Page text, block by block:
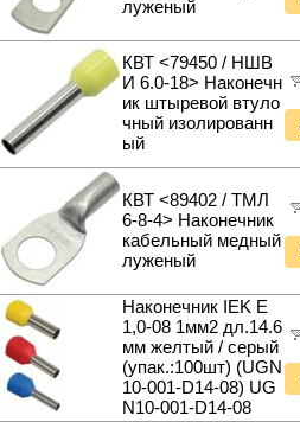
луженый
КВТ <79450 / НШВ
И 6.0-18> Наконечн
ик штыревой втуло
чный изолированн
ый
КВТ <89402 / ТМЛ
6-8-4> Наконечник
кабельный медный
луженый
Наконечник IEK Е
1,0-08 1мм2 дл.14.6
мм желтый / серый
(упак.:100шт) (UGN
10-001-D14-08) UG
N10-001-D14-08